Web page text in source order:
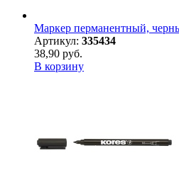
Маркер перманентный,
Артикул: 335434
38,90 руб.
В корзину